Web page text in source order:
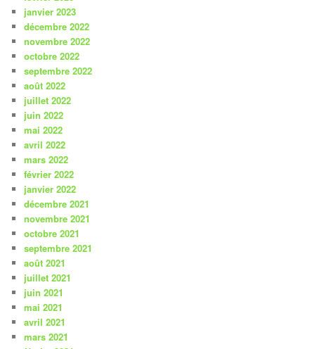
janvier 2023
décembre 2022
novembre 2022
octobre 2022
septembre 2022
août 2022
juillet 2022
juin 2022
mai 2022
avril 2022
mars 2022
février 2022
janvier 2022
décembre 2021
novembre 2021
octobre 2021
septembre 2021
août 2021
juillet 2021
juin 2021
mai 2021
avril 2021
mars 2021